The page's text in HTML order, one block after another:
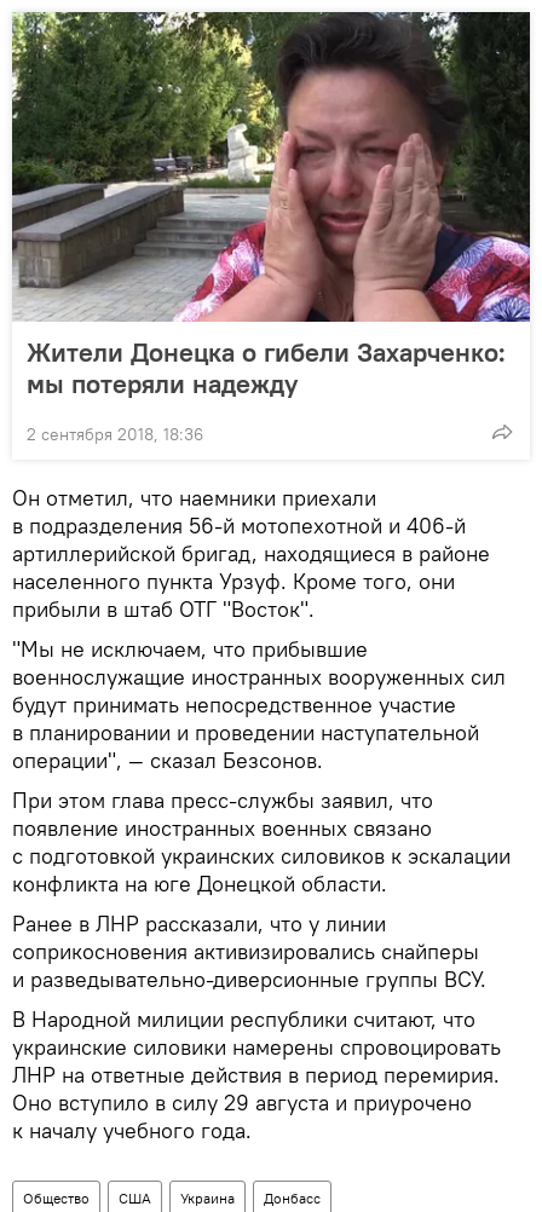
Жители Донецка о гибели Захарченко:
мы потеряли надежду
2 сентября 2018, 18:36
Он отметил, что наемники приехали
в подразделения 56-й мотопехотной и 406-й
артиллерийской бригад, находящиеся в районе
населенного пункта Урзуф. Кроме того, они
прибыли в штаб ОТГ "Восток".
"Мы не исключаем, что прибывшие
военнослужащие иностранных вооруженных сил
будут принимать непосредственное участие
в планировании и проведении наступательной
операции", — сказал Безсонов.
При этом глава пресс-службы заявил, что
появление иностранных военных связано
с подготовкой украинских силовиков к эскалации
конфликта на юге Донецкой области.
Ранее в ЛНР рассказали, что у линии
соприкосновения активизировались снайперы
и разведывательно-диверсионные группы ВСУ.
В Народной милиции республики считают, что
украинские силовики намерены спровоцировать
ЛНР на ответные действия в период перемирия.
Оно вступило в силу 29 августа и приурочено
к началу учебного года.
Общество США Украина Донбасс